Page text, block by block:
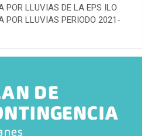
POR LLUVIAS DE LA EPS ILO
POR LLUVIAS PERIODO 2021-